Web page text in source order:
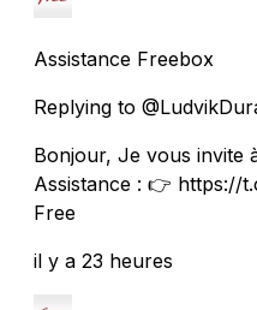
Assistance Freebox
Replying to
Bonjour, Je vous invite
Assistance : 👉 https://
Free
il y a 23 heures